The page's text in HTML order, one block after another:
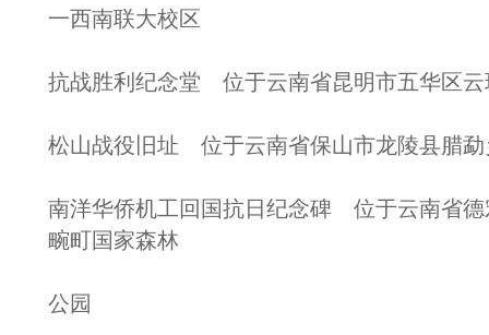
一西南联大校区
抗战胜利纪念堂 位于云南省昆明市五华区云
松山战役旧址 位于云南省保山市龙陵县腊勐
南洋华侨机工回国抗日纪念碑 位于云南省
畹町国家森林
公园